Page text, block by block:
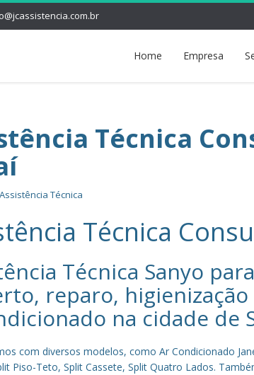
Home Empresa
Técnica
Assistência Técnica
Técnica
Técnica Sanyo‎
reparo,
na cidade de
com diversos modelos, como Ar Condicionado
Piso-Teto, Split Cassete, Split Quatro Lados.